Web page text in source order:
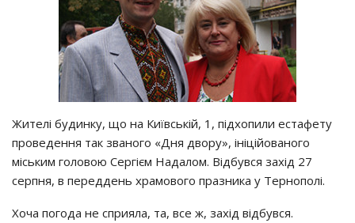
Жителі будинку, що на Київській, 1, підхопили естафету
проведення так званого «Дня двору», ініційованого
міським головою Сергієм Надалом. Відбувся захід 27
серпня, в переддень храмового празника у Тернополі.
Хоча погода не сприяла, та, все ж, захід відбувся.